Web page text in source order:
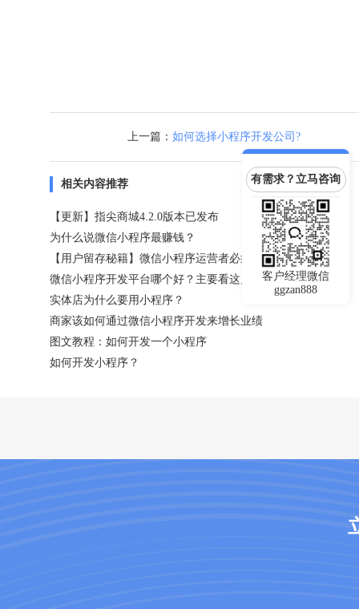
上一篇： 如何选择小程序开发公司?
相关内容推荐
【更新】指尖商城4.2.0版本已发布
为什么说微信小程序最赚钱？
【用户留存秘籍】微信小程序运营者必须收藏！
微信小程序开发平台哪个好？主要看这几点
实体店为什么要用小程序？
商家该如何通过微信小程序开发来增长业绩
图文教程：如何开发一个小程序
如何开发小程序？
有需求？立马咨询
客户经理微信
ggzan888